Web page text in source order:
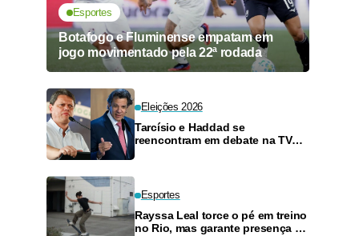
Esportes
Botafogo e Fluminense empatam em
jogo movimentado pela 22ª rodada
Eleições 2026
Tarcísio e Haddad se
reencontram em debate na TV
Esportes
Rayssa Leal torce o pé em treino
no Rio, mas garante presença no